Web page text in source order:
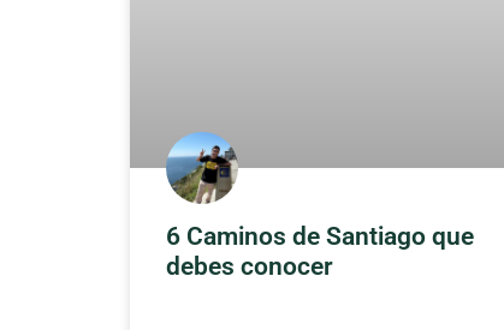
6 Caminos de Santiago que
debes conocer